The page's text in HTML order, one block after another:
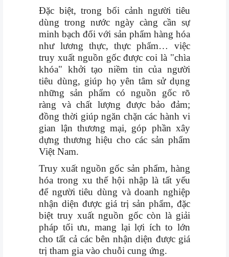
Đặc biệt, trong bối cảnh người tiêu
dùng trong nước ngày càng cần sự
minh bạch đối với sản phẩm hàng hóa
như lương thực, thực phẩm… việc
truy xuất nguồn gốc được coi là "chìa
khóa" khởi tạo niềm tin của người
tiêu dùng, giúp họ yên tâm sử dụng
những sản phẩm có nguồn gốc rõ
ràng và chất lượng được bảo đảm;
đồng thời giúp ngăn chặn các hành vi
gian lận thương mại, góp phần xây
dựng thương hiệu cho các sản phẩm
Việt Nam.
Truy xuất nguồn gốc sản phẩm, hàng
hóa trong xu thế hội nhập là tất yếu
để người tiêu dùng và doanh nghiệp
nhận diện được giá trị sản phẩm, đặc
biệt truy xuất nguồn gốc còn là giải
pháp tối ưu, mang lại lợi ích to lớn
cho tất cả các bên nhận diện được giá
trị tham gia vào chuỗi cung ứng.